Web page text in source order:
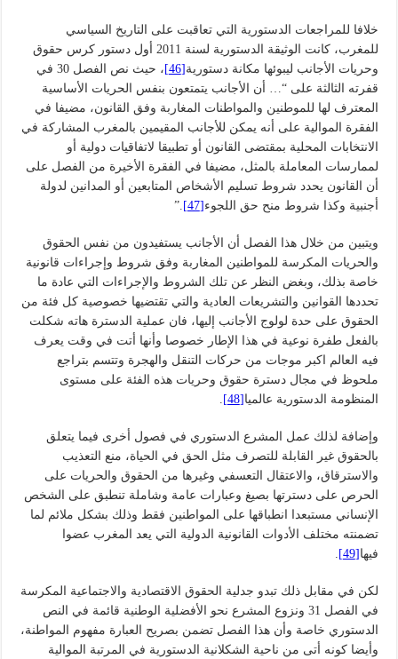
خلافا للمراجعات الدستورية التي تعاقبت على التاريخ السياسي
للمغرب، كانت الوثيقة الدستورية لسنة 2011 أول دستور كرس حقوق
وحريات الأجانب ليبوئها مكانة دستورية[46]
، حيث نص الفصل 30 في
قفرته الثالثة على “… أن الأجانب يتمتعون بنفس الحريات الأساسية
المعترف لها للموطنين والمواطنات المغاربة وفق القانون، مضيفا في
الفقرة الموالية على أنه يمكن للأجانب المقيمين بالمغرب المشاركة في
الانتخابات المحلية بمقتضى القانون أو تطبيقا لاتفاقيات دولية أو
لممارسات المعاملة بالمثل، مضيفا في الفقرة الأخيرة من الفصل على
أن القانون يحدد شروط تسليم الأشخاص المتابعين أو المدانين لدولة
أجنبية وكذا شروط منح حق اللجوء[47]
.”
ويتبين من خلال هذا الفصل أن الأجانب يستفيدون من نفس الحقوق
والحريات المكرسة للمواطنين المغاربة وفق شروط وإجراءات قانونية
خاصة بذلك، وبغض النظر عن تلك الشروط والإجراءات التي عادة ما
تحددها القوانين والتشريعات العادية والتي تقتضيها خصوصية كل فئة من
الحقوق على حدة لولوج الأجانب إليها، فان عملية الدسترة هاته شكلت
بالفعل طفرة نوعية في هذا الإطار خصوصا وأنها أتت في وقت يعرف
فيه العالم اكبر موجات من حركات التنقل والهجرة وتتسم بتراجع
ملحوظ في مجال دسترة حقوق وحريات هذه الفئة على مستوى
المنظومة الدستورية عالميا[48]
وإضافة لذلك عمل المشرع الدستوري في فصول أخرى فيما يتعلق
بالحقوق غير القابلة للتصرف مثل الحق في الحياة، منع التعذيب
والاسترقاق، والاعتقال التعسفي وغيرها من الحقوق والحريات على
الحرص على دسترتها بصيغ وعبارات عامة وشاملة تنطبق على الشخص
الإنساني مستبعدا انطباقها على المواطنين فقط وذلك بشكل ملائم لما
تضمنته مختلف الأدوات القانونية الدولية التي يعد المغرب عضوا
فيها[49]
لكن في مقابل ذلك تبدو جدلية الحقوق الاقتصادية والاجتماعية المكرسة
في الفصل 31 ونزوع المشرع نحو الأفضلية الوطنية قائمة في النص
الدستوري خاصة وأن هذا الفصل تضمن بصريح العبارة مفهوم المواطنة،
وأيضا كونه أتى من ناحية الشكلانية الدستورية في المرتبة الموالية